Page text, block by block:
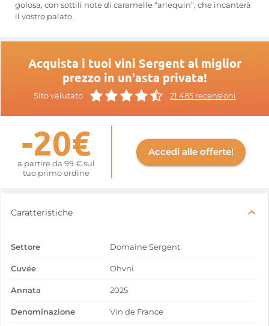
golosa, con sottili note di caramelle “arlequin”, che incanterà
il vostro palato.
Acquista i tuoi vini Sergent al miglior
prezzo in un'asta privata!
Sito valutato 21.485 recensioni
-20€
a partire da 99 € sul
tuo primo ordine
Accedi alle offerte!
Caratteristiche
Settore Domaine Sergent
Cuvée Ohvni
Annata 2025
Denominazione Vin de France